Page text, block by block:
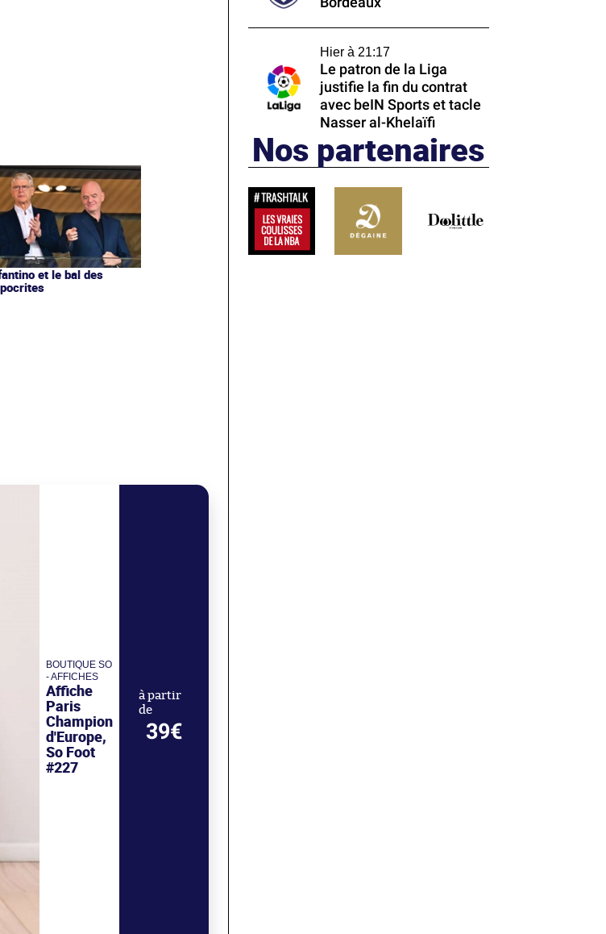
et le bal des
BOUTIQUE SO
- AFFICHES
Affiche
Paris
Champion
d'Europe,
So Foot
#227
à partir
de
39€
Hier à 21:17
Le patron de la Liga
justifie la fin du contrat
avec beIN Sports et tacle
Nasser al-Khelaïfi
Nos partenaires